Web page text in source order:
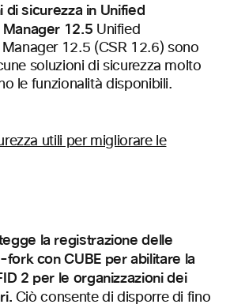
di sicurezza in Unified
12.5 Unified
12.5 (CSR 12.6) sono
soluzioni di sicurezza molto
le funzionalità disponibili.
la registrazione delle
con CUBE per abilitare la
2 per le organizzazioni dei
Ciò consente di disporre di fino